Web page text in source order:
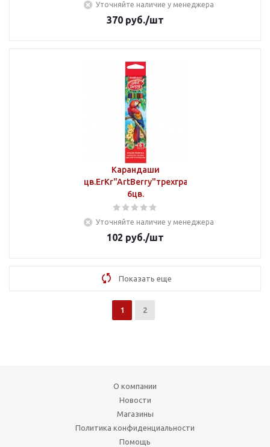
Уточняйте наличие у менеджера
370 руб./шт
Карандаши
цв.ErKr"ArtBerry"трехгранные
6цв.
Уточняйте наличие у менеджера
102 руб./шт
Показать еще
1 2
О компании
Новости
Магазины
Политика конфиденциальности
Помощь